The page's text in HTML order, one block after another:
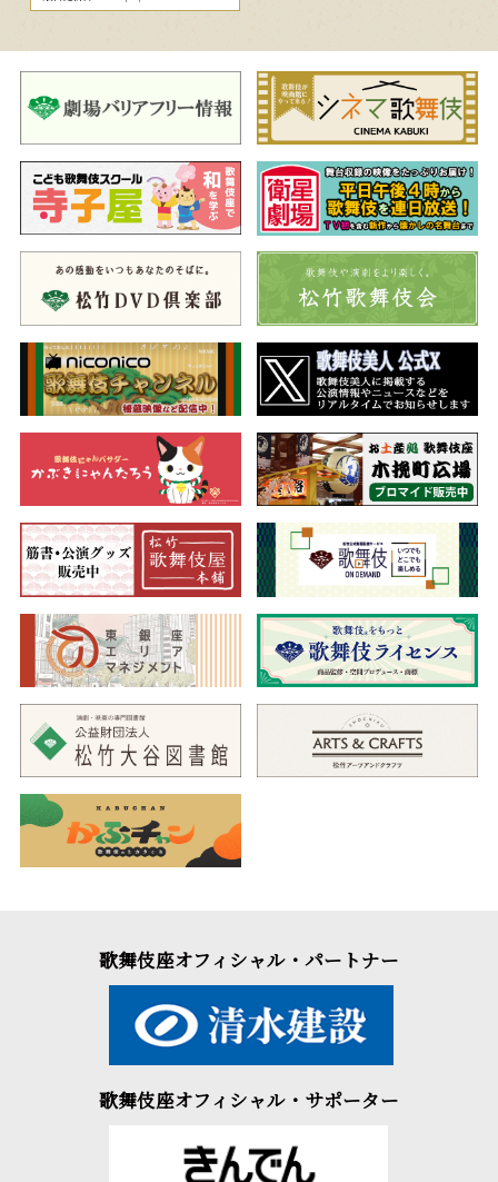
歌舞伎座オフィシャル・パートナー
歌舞伎座オフィシャル・サポーター